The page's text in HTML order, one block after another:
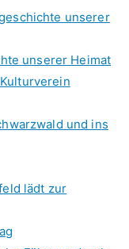
unserer
unserer Heimat
und ins
lädt zur